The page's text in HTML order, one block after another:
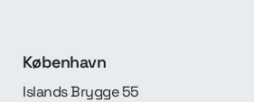
København
Islands Brygge 55